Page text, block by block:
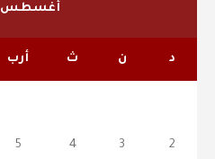
أغسطس 2026
د ن ث أرب
2
3
4
5